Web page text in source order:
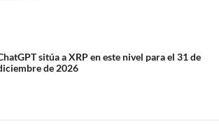
sitúa a XRP en este nivel para el 31 de
de 2026